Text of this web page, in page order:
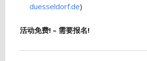
duesseldorf.de)
活动免费! – 需要报名!